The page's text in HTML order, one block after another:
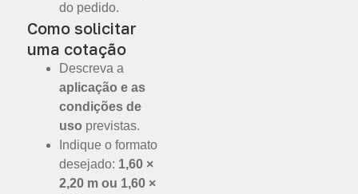
do pedido.
Como solicitar
uma cotação
Descreva a
aplicação e as
condições de
uso previstas.
Indique o formato
desejado: 1,60 ×
2,20 m ou 1,60 ×